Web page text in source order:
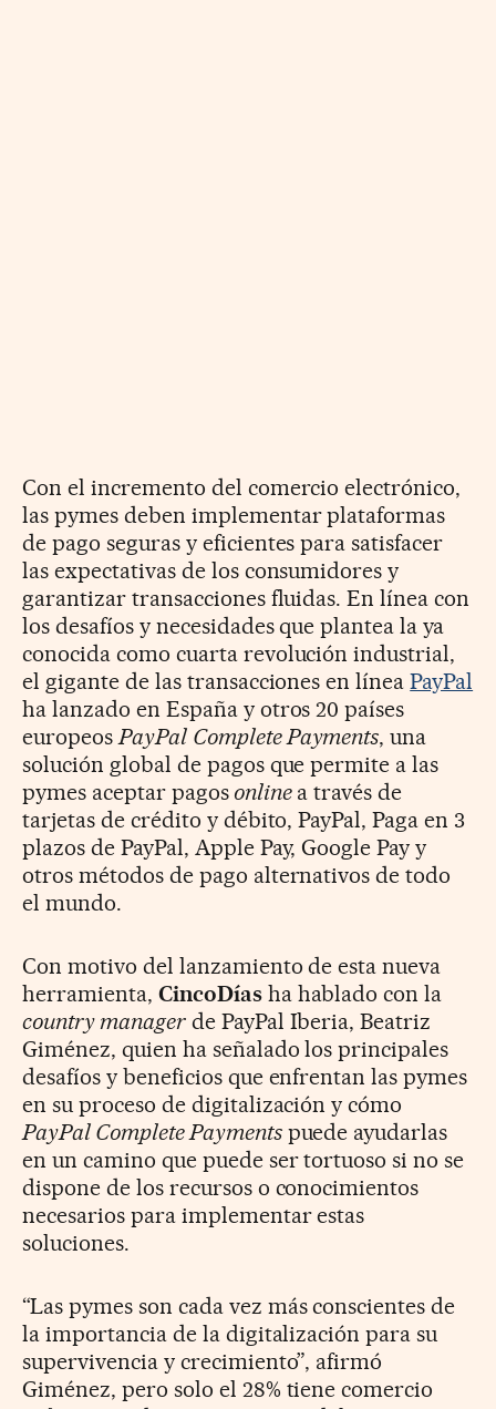
Con el incremento del comercio electrónico,
las pymes deben implementar plataformas
de pago seguras y eficientes para satisfacer
las expectativas de los consumidores y
garantizar transacciones fluidas. En línea con
los desafíos y necesidades que plantea la ya
conocida como cuarta revolución industrial,
el gigante de las transacciones en líneaPayPal
ha lanzado en España y otros 20 países
europeosPayPal Complete Payments, una
solución global de pagos que permite a las
pymes aceptar pagosonlinea través de
tarjetas de crédito y débito, PayPal, Paga en 3
plazos de PayPal, Apple Pay, Google Pay y
otros métodos de pago alternativos de todo
el mundo.
Con motivo del lanzamiento de esta nueva
herramienta, CincoDíasha hablado con la
country managerde PayPal Iberia, Beatriz
Giménez, quien ha señalado los principales
desafíos y beneficios que enfrentan las pymes
en su proceso de digitalización y cómo
PayPal Complete Paymentspuede ayudarlas
en un camino que puede ser tortuoso si no se
dispone de los recursos o conocimientos
necesarios para implementar estas
soluciones.
“Las pymes son cada vez más conscientes de
la importancia de la digitalización para su
supervivencia y crecimiento”, afirmó
Giménez, pero solo el 28% tiene comercio